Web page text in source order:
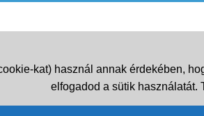
kat) használ annak érdekében,
elfogadod a sütik használatát.